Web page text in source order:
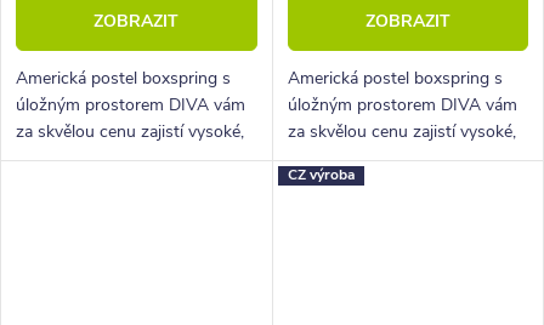
ZOBRAZIT
Americká postel boxspring s
úložným prostorem DIVA vám
za skvělou cenu zajistí vysoké,
pohodlné spaní a velký úložný
ZOBRAZIT
Americká postel boxspring s
úložným prostorem DIVA vám
za skvělou cenu zajistí vysoké,
pohodlné spaní a velký úložný
prostor.
CZ výroba